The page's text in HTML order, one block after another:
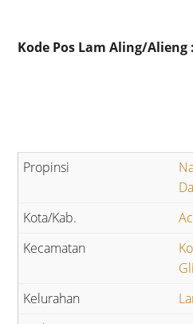
Kode Pos Lam Aling/Alieng